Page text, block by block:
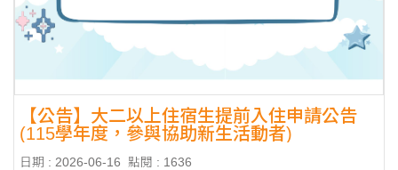
【公告】大二以上住宿生提前入住申請公告
(115學年度，參與協助新生活動者)
日期 : 2026-06-16
點閱 : 1636